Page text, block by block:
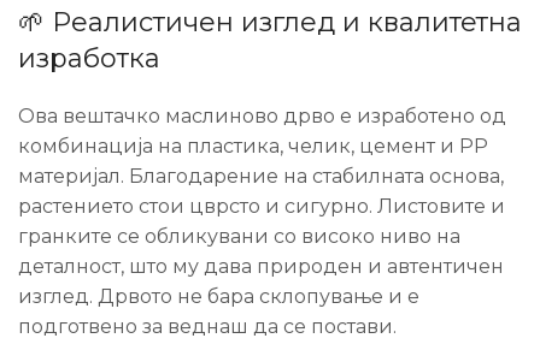
🌱 Реалистичен изглед и квалитетна
изработка
Ова вештачко маслиново дрво е изработено од
комбинација на пластика, челик, цемент и PP
материјал. Благодарение на стабилната основа,
растението стои цврсто и сигурно. Листовите и
гранките се обликувани со високо ниво на
деталност, што му дава природен и автентичен
изглед. Дрвото не бара склопување и е
подготвено за веднаш да се постави.